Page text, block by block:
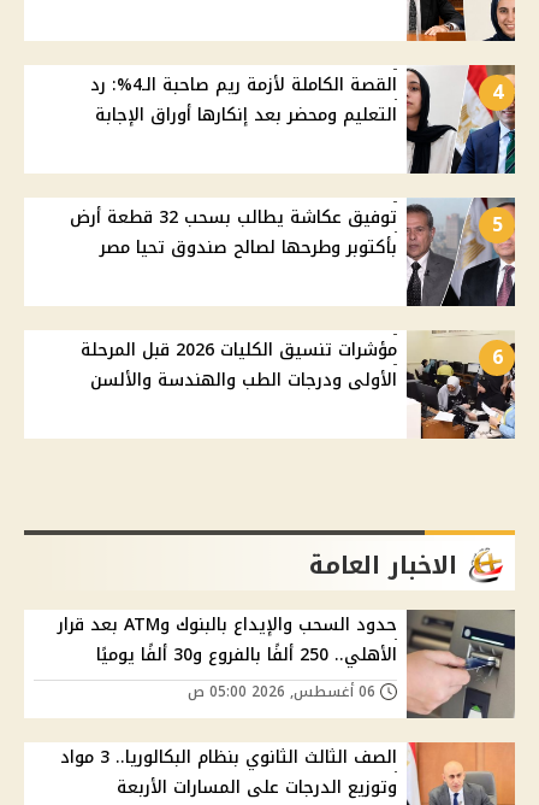
4
القصة الكاملة لأزمة ريم صاحبة الـ4%: رد
التعليم ومحضر بعد إنكارها أوراق الإجابة
5
توفيق عكاشة يطالب بسحب 32 قطعة أرض
بأكتوبر وطرحها لصالح صندوق تحيا مصر
6
مؤشرات تنسيق الكليات 2026 قبل المرحلة
الأولى ودرجات الطب والهندسة والألسن
الاخبار العامة
حدود السحب والإيداع بالبنوك وATM بعد قرار
الأهلي.. 250 ألفًا بالفروع و30 ألفًا يوميًا
الصف الثالث الثانوي بنظام البكالوريا.. 3 مواد
وتوزيع الدرجات على المسارات الأربعة